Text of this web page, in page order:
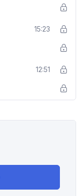
15:23
12:51